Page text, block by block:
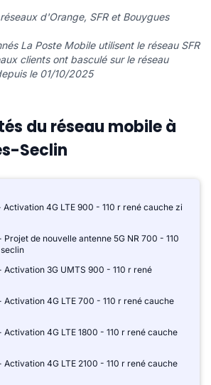
d'Orange, SFR et Bouygues
La Poste Mobile utilisent le réseau SFR
clients ont basculé sur le réseau
le 01/10/2025
du réseau mobile à
Seclin
Activation 4G LTE 900 - 110 r rené cauche zi
Projet de nouvelle antenne 5G NR 700 - 110
Activation 3G UMTS 900 - 110 r rené
Activation 4G LTE 700 - 110 r rené cauche
Activation 4G LTE 1800 - 110 r rené cauche
Activation 4G LTE 2100 - 110 r rené cauche